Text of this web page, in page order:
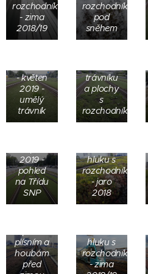
rozchodníky
- zima
2018/19
rozchodník
pod
sněhem
Košice -
Kolejový
- květen
2019 -
umělý
trávník
hluku s
rozchodníky
- květen
trávníku
a plochy
s
rozchodníky
Košice -
Kolejový
absorbér
2019 -
pohled
na Třídu
SNP
hluku s
rozchodníky
- jaro
2018
Ostrava-
hluku s
rozchodníky
-
prosinec
2018 -
plísním a
houbám
před
hluku s
rozchodníky
- zima